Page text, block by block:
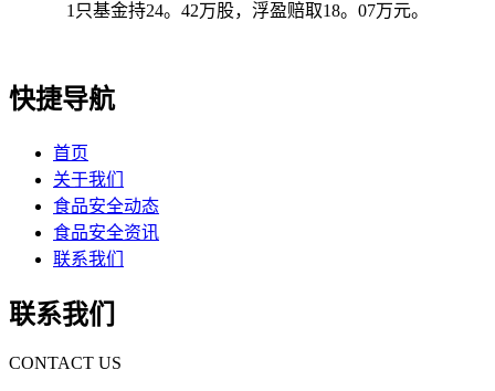
1只基金持24。42万股，浮盈赔取18。07万元。
快捷导航
首页
关于我们
食品安全动态
食品安全资讯
联系我们
联系我们
CONTACT US